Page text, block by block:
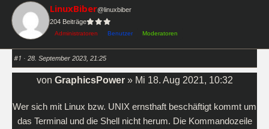
LinuxBiber@linuxbiber
204 Beiträge
Administratoren Benutzer Moderatoren
#1 · 28. September 2023, 21:25
von GraphicsPower» Mi 18. Aug 2021, 10:32
Wer sich mit Linux bzw. UNIX ernsthaft beschäftigt kommt um
das Terminal und die Shell nicht herum. Die Kommandozeile